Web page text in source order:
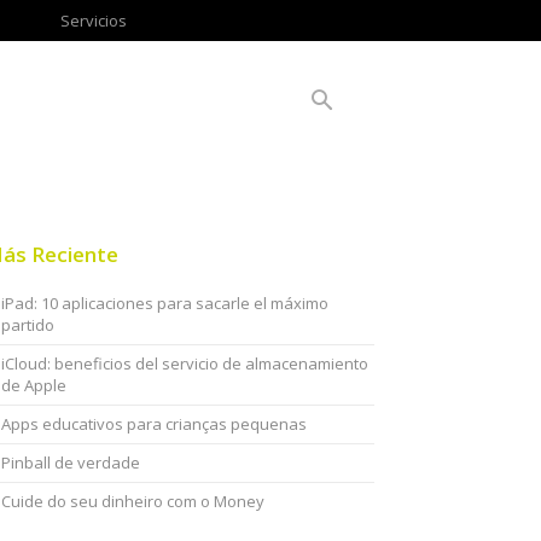
Servicios
Reciente
iPad: 10 aplicaciones para sacarle el máximo
partido
iCloud: beneficios del servicio de almacenamiento
de Apple
Apps educativos para crianças pequenas
Pinball de verdade
Cuide do seu dinheiro com o Money